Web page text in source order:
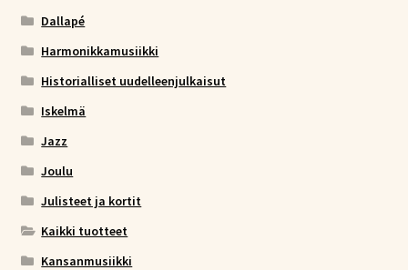
Dallapé
Harmonikkamusiikki
Historialliset uudelleenjulkaisut
Iskelmä
Jazz
Joulu
Julisteet ja kortit
Kaikki tuotteet
Kansanmusiikki